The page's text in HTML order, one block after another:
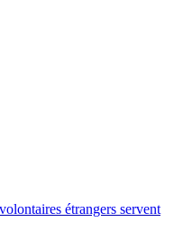
étrangers servent